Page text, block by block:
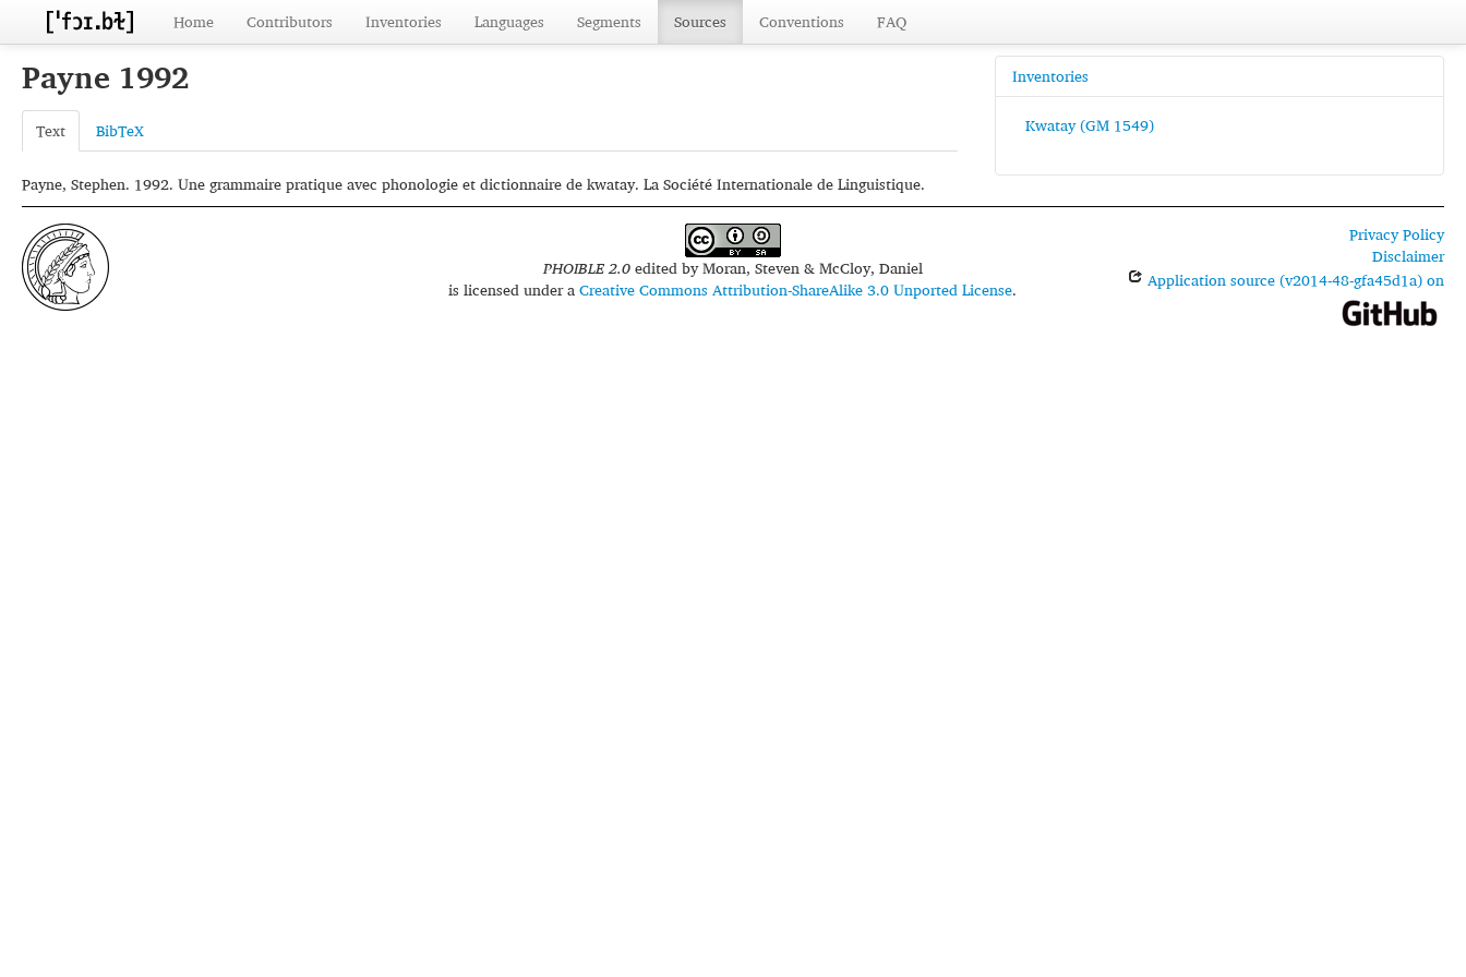
Home Contributors Inventories Languages Segments Sources Conventions FAQ
Payne 1992
Text BibTeX
Payne, Stephen. 1992. Une grammaire pratique avec phonologie et dictionnaire de kwatay. La Société Internationale de Linguistique.
Inventories
Kwatay (GM 1549)
PHOIBLE 2.0edited byMoran, Steven & McCloy, Daniel
is licensed under aCreative Commons Attribution-ShareAlike 3.0 Unported License.
Privacy Policy
Disclaimer
Application source (v2014-48-gfa45d1a) on